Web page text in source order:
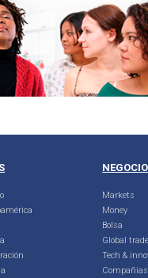
Markets
Money
Bolsa
Global trade
Tech &
Compañias